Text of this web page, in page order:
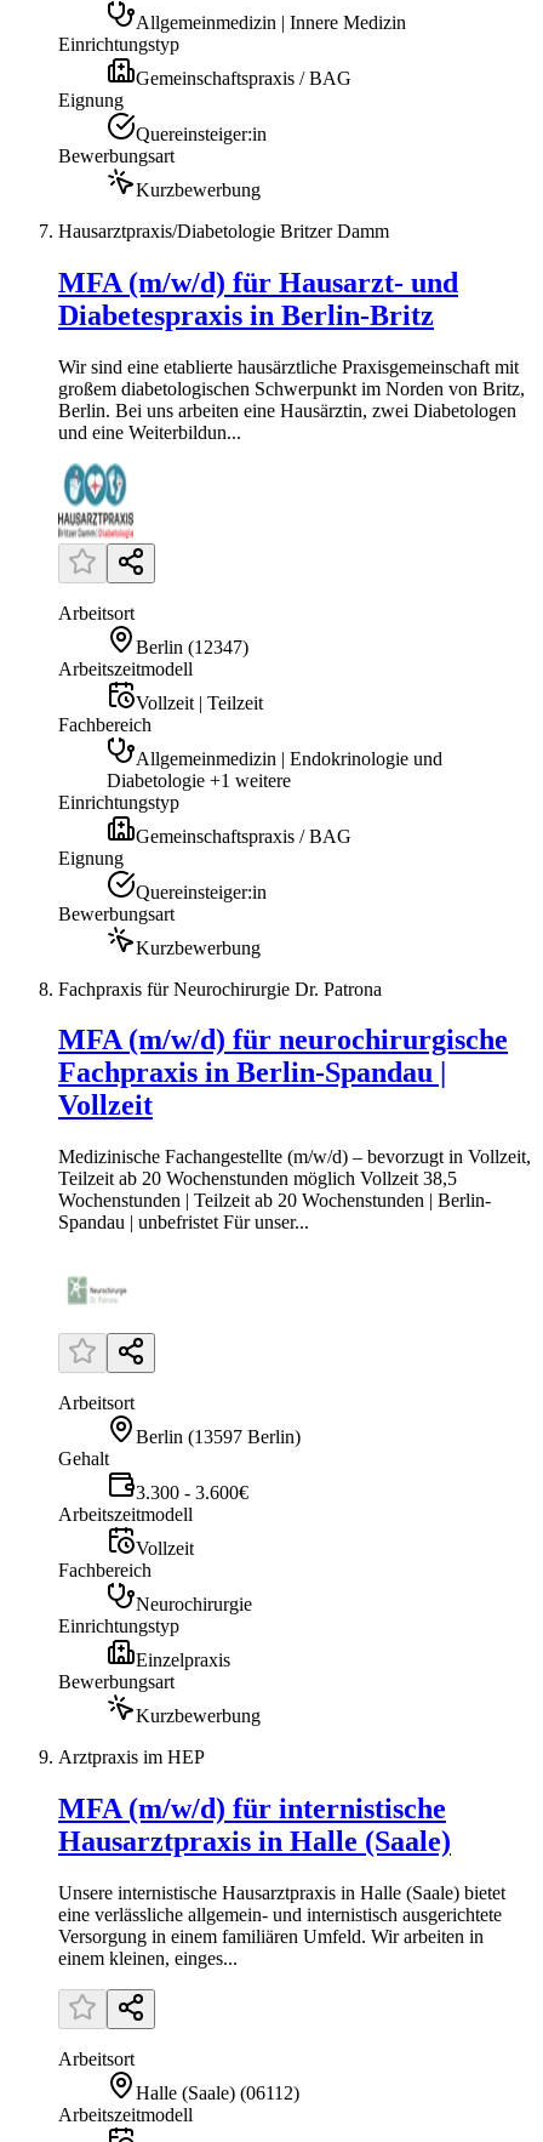
Allgemeinmedizin | Innere Medizin
Einrichtungstyp
Gemeinschaftspraxis / BAG
Eignung
Quereinsteiger:in
Bewerbungsart
Kurzbewerbung
Hausarztpraxis/Diabetologie Britzer Damm
MFA (m/w/d) für Hausarzt- und
Diabetespraxis in Berlin-Britz
Wir sind eine etablierte hausärztliche Praxisgemeinschaft mit
großem diabetologischen Schwerpunkt im Norden von Britz,
Berlin. Bei uns arbeiten eine Hausärztin, zwei Diabetologen
und eine Weiterbildun...
Arbeitsort
Berlin (12347)
Arbeitszeitmodell
Vollzeit | Teilzeit
Fachbereich
Allgemeinmedizin | Endokrinologie und
Diabetologie +1 weitere
Einrichtungstyp
Gemeinschaftspraxis / BAG
Eignung
Quereinsteiger:in
Bewerbungsart
Kurzbewerbung
Fachpraxis für Neurochirurgie Dr. Patrona
MFA (m/w/d) für neurochirurgische
Fachpraxis in Berlin-Spandau |
Vollzeit
Medizinische Fachangestellte (m/w/d) – bevorzugt in Vollzeit,
Teilzeit ab 20 Wochenstunden möglich Vollzeit 38,5
Wochenstunden | Teilzeit ab 20 Wochenstunden | Berlin-
Spandau | unbefristet Für unser...
Arbeitsort
Berlin (13597 Berlin)
Gehalt
3.300 - 3.600€
Arbeitszeitmodell
Vollzeit
Fachbereich
Neurochirurgie
Einrichtungstyp
Einzelpraxis
Bewerbungsart
Kurzbewerbung
Arztpraxis im HEP
MFA (m/w/d) für internistische
Hausarztpraxis in Halle (Saale)
Unsere internistische Hausarztpraxis in Halle (Saale) bietet
eine verlässliche allgemein- und internistisch ausgerichtete
Versorgung in einem familiären Umfeld. Wir arbeiten in
einem kleinen, einges...
Arbeitsort
Halle (Saale) (06112)
Arbeitszeitmodell